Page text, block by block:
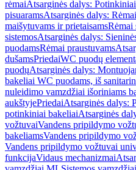
rėmaiAtsarginės dalys:
pisuaramsAtsarginės dalys:
maišytuvams ir prietaisamsRėmai
sistemosAtsarginės dalys:
puodamsRėmai praustuvams
dušamsPriedaiWC puodų
puodųAtsarginės dalys:
bakeliai WC puodams, iš
nuleidimo vamzdžiai išoriniams
aukštyjePriedaiAtsarginės dalys:
potinkiniai bakeliaiAtsarginės
vožtuvaiVandens pripildymo
bakeliamsVandens pripildymo
Vandens pripildymo vožtuvai
funkcijaVidaus mechanizmai